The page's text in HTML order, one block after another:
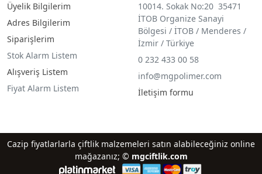
Üyelik Bilgilerim
Adres Bilgilerim
Siparişlerim
Stok Alarm Listem
Alışveriş Listem
Fiyat Alarm Listem
10014. Sokak No:20 35471
İTOB Organize Sanayi
Bölgesi / İTOB / Menderes /
İzmir / Türkiye
0 232 433 00 58
info@mgpolimer.com
İletişim formu
Cazip fiyatlarlarla çiftlik malzemeleri satın alabileceğiniz online
mağazanız; © mgciftlik.com